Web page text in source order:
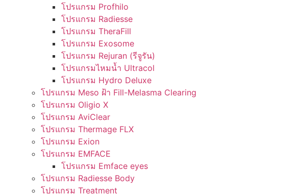
โปรแกรม Profhilo
โปรแกรม Radiesse
โปรแกรม TheraFill
โปรแกรม Exosome
โปรแกรม Rejuran (รีจูรัน)
โปรแกรมไหมน้ำ Ultracol
โปรแกรม Hydro Deluxe
โปรแกรม Meso ฝ้า Fill-Melasma Clearing
โปรแกรม Oligio X
โปรแกรม AviClear
โปรแกรม Thermage FLX
โปรแกรม Exion
โปรแกรม EMFACE
โปรแกรม Emface eyes
โปรแกรม Radiesse Body
โปรแกรม Treatment